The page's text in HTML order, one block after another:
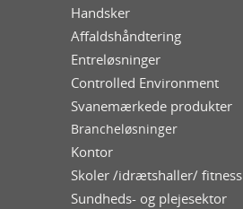
Handsker
Affaldshåndtering
Entreløsninger
Controlled Environment
Svanemærkede produkter
Brancheløsninger
Kontor
Skoler /idrætshaller/ fitness
Sundheds- og plejesektor